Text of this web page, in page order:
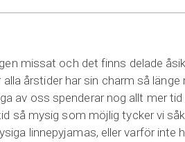
missat och det finns delade
årstider har sin charm så
av oss spenderar nog allt mer
så mysig som möjlig tycker vi
linnepyjamas, eller varför inte